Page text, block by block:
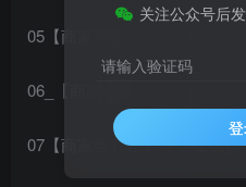
05【商家营18期】发图文笔记
06_【商家营18期】短视频（
07【商家营18期】学会看数据
关注公众号后
请输入验证码